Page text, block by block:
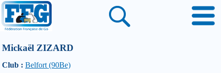
Mickaël ZIZARD
Club : Belfort (90Be)